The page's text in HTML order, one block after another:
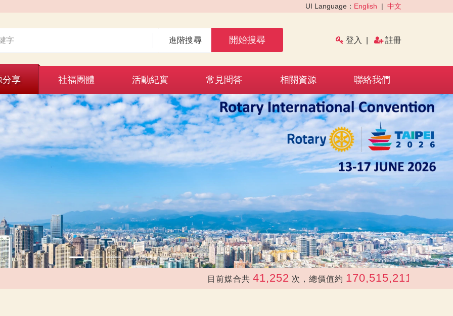
UI Language： English | 中文
進階搜尋 開始搜尋 登入 註冊
分享 社福團體 活動紀實 常見問答 相關資源 聯絡我們
›
目前媒合共 41,252 次，總價值約 170,515,211 元